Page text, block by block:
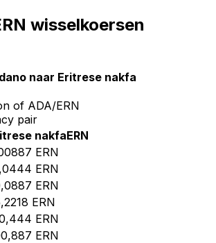
wisselkoersen
naar Eritrese nakfa
of ADA/ERN
pair
nakfaERN
ERN
ERN
ERN
ERN
ERN
ERN